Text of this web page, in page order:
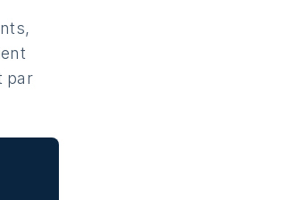
par